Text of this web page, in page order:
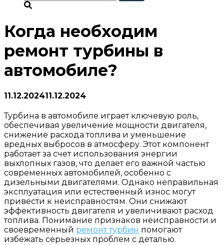
Когда необходим
ремонт турбины в
автомобиле?
11.12.202411.12.2024
Турбина в автомобиле играет ключевую роль,
обеспечивая увеличение мощности двигателя,
снижение расхода топлива и уменьшение
вредных выбросов в атмосферу. Этот компонент
работает за счет использования энергии
выхлопных газов, что делает его важной частью
современных автомобилей, особенно с
дизельными двигателями. Однако неправильная
эксплуатация или естественный износ могут
привести к неисправностям. Они снижают
эффективность двигателя и увеличивают расход
топлива. Понимание признаков неисправности и
своевременный ремонт турбин помогают
избежать серьезных проблем с деталью.